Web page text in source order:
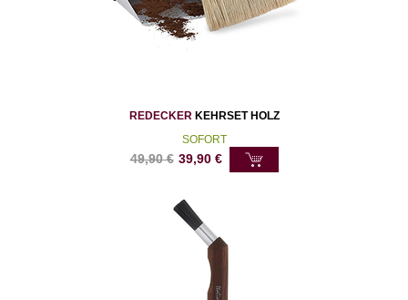
REDECKERKEHRSET HOLZ
SOFORT
49,90€ 39,90€